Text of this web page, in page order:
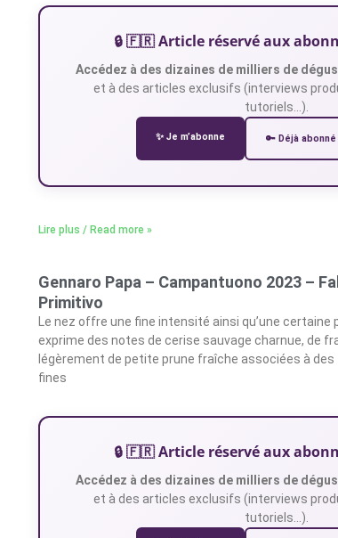
🔒 🇫🇷 Article réservé aux
Accédez à des dizaines de milliers de
et à des articles exclusifs (interviews
tutoriels…).
✨ Je m’abonne 🔑 Déjà
Lire plus / Read more »
Gennaro Papa – Campantuono 2023 –
Primitivo
Le nez offre une fine intensité ainsi qu’une certaine
exprime des notes de cerise sauvage charnue, de
légèrement de petite prune fraîche associées à des
fines
🔒 🇫🇷 Article réservé aux
Accédez à des dizaines de milliers de
et à des articles exclusifs (interviews
tutoriels…).